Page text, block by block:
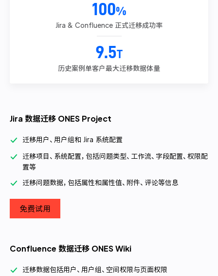
100%
Jira & Confluence 正式迁移成功率
9.5T
历史案例单客户最大迁移数据体量
Jira 数据迁移 ONES Project
迁移用户、用户组和 Jira 系统配置
迁移项目、系统配置，包括问题类型、工作流、字段配置、权限配
置等
迁移问题数据，包括属性和属性值、附件、评论等信息
免费试用
Confluence 数据迁移 ONES Wiki
迁移数据包括用户、用户组、空间权限与页面权限